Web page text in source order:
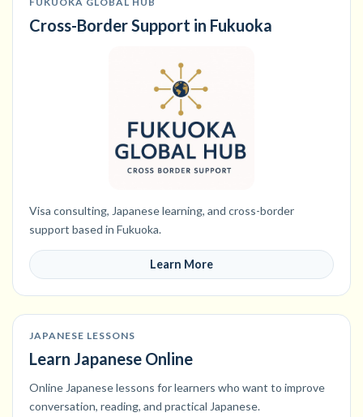
Cross-Border Support in Fukuoka
Visa consulting, Japanese learning, and cross-border
support based in Fukuoka.
Learn More
JAPANESE LESSONS
Learn Japanese Online
Online Japanese lessons for learners who want to improve
conversation, reading, and practical Japanese.